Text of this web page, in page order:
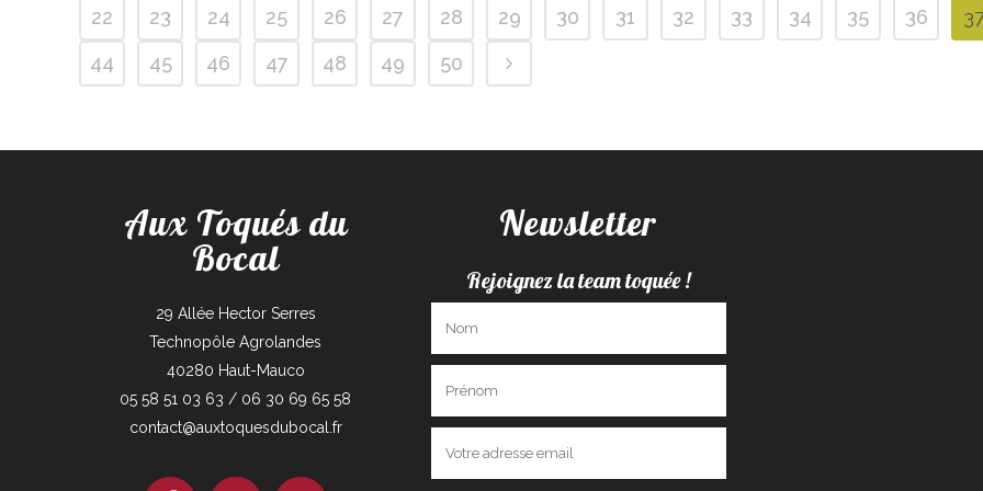
22
23 24 25 26 27 28 29 30 31 32 33 34 35 36
44
45 46 47 48 49 50
Aux Toqués du
Bocal
29 Allée Hector Serres
Technopôle Agrolandes
40280 Haut-Mauco
05 58 51 03 63 / 06 30 69 65 58
contact@auxtoquesdubocal.fr
Newsletter
Rejoignez la team toquée !